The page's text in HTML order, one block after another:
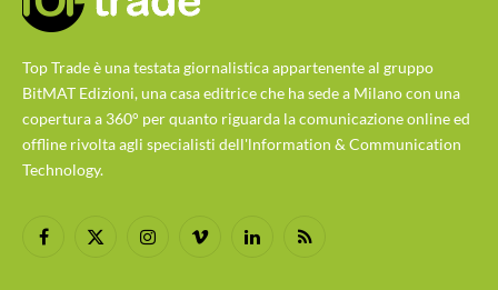
Top Trade è una testata giornalistica appartenente al gruppo
BitMAT Edizioni, una casa editrice che ha sede a Milano con una
copertura a 360° per quanto riguarda la comunicazione online ed
offline rivolta agli specialisti dell'lnformation & Communication
Technology.
Facebook
X
InstagramVimeo LinkedInRSS